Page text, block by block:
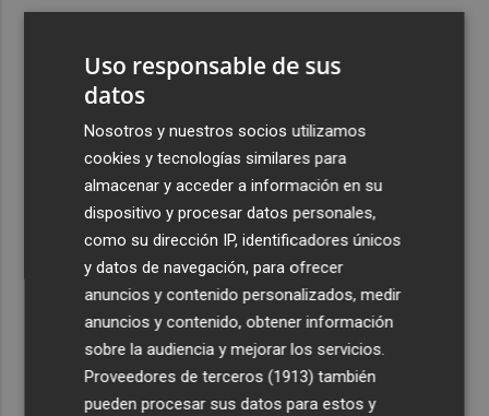
Foios se vuelca con Ferran Torres
Las '200 vidas' que llevaron a Paco Rabal de Águilas a la
cima del cine: un documental recupera la voz y la mirada
del actor
Recibe toda la actualidad de
Plaza Podcast en tu correo
Uso responsable de sus
datos
Nosotros y nuestros socios utilizamos
cookies y tecnologías similares para
almacenar y acceder a información en su
dispositivo y procesar datos personales,
como su dirección IP, identificadores únicos
y datos de navegación, para ofrecer
anuncios y contenido personalizados, medir
anuncios y contenido, obtener información
sobre la audiencia y mejorar los servicios.
Proveedores de terceros (1913) también
pueden procesar sus datos para estos y